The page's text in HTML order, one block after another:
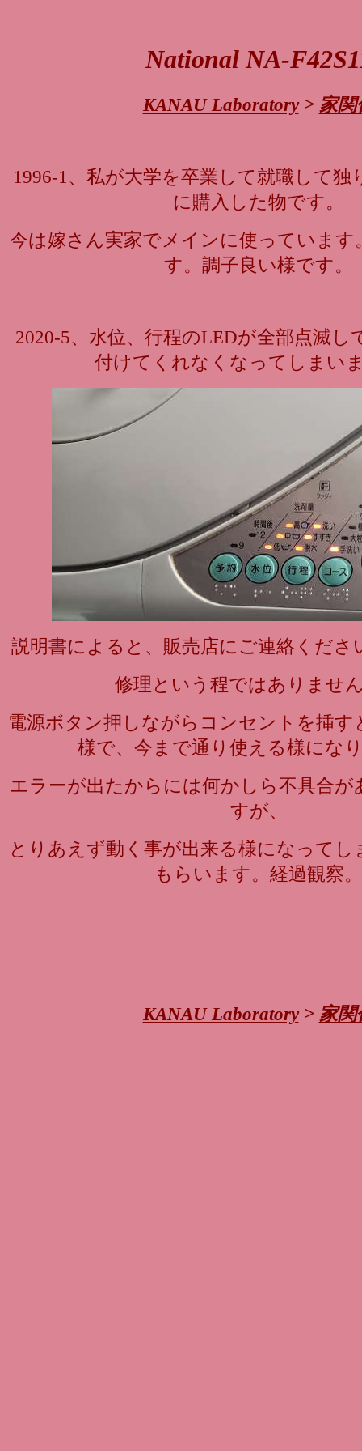
National NA-
KANAU Laboratory> 家関
1996-1、私が大学を卒業して就職して独
に購入した物です。
今は嫁さん実家でメインに使っています
す。調子良い様です。
2020-5、水位、行程のLEDが全部点滅し
付けてくれなくなってしまい
説明書によると、販売店にご連絡くださ
修理という程ではありませ
電源ボタン押しながらコンセントを挿
様で、今まで通り使える様にな
エラーが出たからには何かしら不具合が
すが、
とりあえず動く事が出来る様になって
もらいます。経過観察。
KANAU Laboratory> 家関